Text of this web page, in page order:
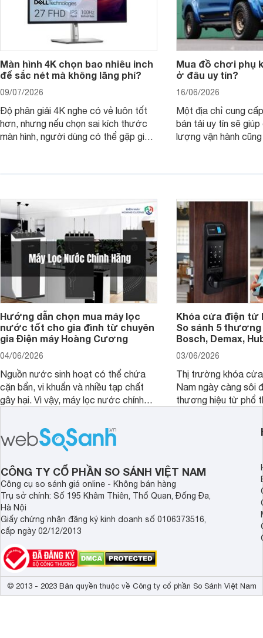
Màn hình 4K chọn bao nhiêu inch
để sắc nét mà không lãng phí?
09/07/2026
Độ phân giải 4K nghe có vẻ luôn tốt
hơn, nhưng nếu chọn sai kích thước
màn hình, người dùng có thể gặp giao
Mua đồ chơi phụ
ở đâu uy tín?
16/06/2026
Một địa chỉ cung
bán tải uy tín sẽ
lượng vận hành
Hướng dẫn chọn mua máy lọc
nước tốt cho gia đình từ chuyên
gia Điện máy Hoàng Cương
04/06/2026
Nguồn nước sinh hoạt có thể chứa
cặn bẩn, vi khuẩn và nhiều tạp chất
gây hại. Vì vậy, máy lọc nước chính
sức khỏe và đảm bảo nguồn nước
sạch cho cả gia đình.
Khóa cửa điện tử
So sánh 5 thương
Bosch, Demax,
03/06/2026
Thị trường khóa
Nam ngày càng sôi
thương hiệu từ phổ
cửa điện tử hãng
sẽ so sánh 5
Demax, Hubert và
CÔNG TY CỔ PHẦN SO SÁNH VIỆT NAM
Công cụ so sánh giá online - Không bán hàng
Trụ sở chính: Số 195 Khâm Thiên, Thổ Quan, Đống Đa,
Hà Nội
Giấy chứng nhận đăng ký kinh doanh số 0106373516,
cấp ngày 02/12/2013
© 2013 - 2023 Bản quyền thuộc về Công ty cổ phần So Sánh Việt Nam